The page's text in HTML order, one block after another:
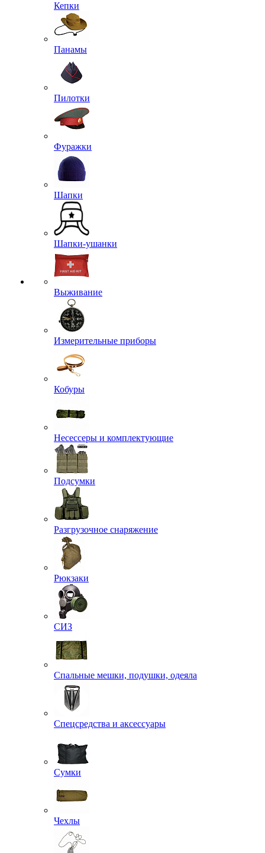
Кепки
Панамы
Пилотки
Фуражки
Шапки
Шапки-ушанки
Выживание
Измерительные приборы
Кобуры
Несессеры и комплектующие
Подсумки
Разгрузочное снаряжение
Рюкзаки
СИЗ
Спальные мешки, подушки, одеяла
Спецсредства и аксессуары
Сумки
Чехлы